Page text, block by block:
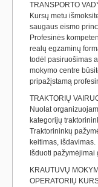
TRANSPORTO
Kursų metu
saugaus eismo
Profesinės
realų egzaminų
todėl pasiruošimas
mokymo centre
pripažįstamą
TRAKTORIŲ
Nuolat
kategorijų
Traktorininkų
keitimas, išdavimas.
Išduoti
KRAUTUVŲ
OPERATORIŲ